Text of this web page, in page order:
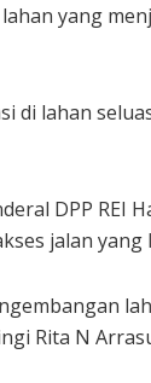
yang
di lahan
DPP REI
jalan yang
Rita N